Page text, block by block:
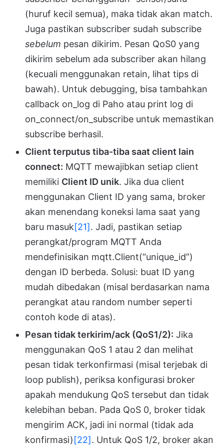
(huruf kecil semua), maka tidak akan match.
Juga pastikan subscriber sudah subscribe
sebelum pesan dikirim. Pesan QoS0 yang
dikirim sebelum ada subscriber akan hilang
(kecuali menggunakan retain, lihat tips di
bawah). Untuk debugging, bisa tambahkan
callback on_log di Paho atau print log di
on_connect/on_subscribe untuk memastikan
subscribe berhasil.
Client terputus tiba-tiba saat client lain
connect: MQTT mewajibkan setiap client
memiliki Client ID unik. Jika dua client
menggunakan Client ID yang sama, broker
akan menendang koneksi lama saat yang
baru masuk[21]. Jadi, pastikan setiap
perangkat/program MQTT Anda
mendefinisikan mqtt.Client(“unique_id”)
dengan ID berbeda. Solusi: buat ID yang
mudah dibedakan (misal berdasarkan nama
perangkat atau random number seperti
contoh kode di atas).
Pesan tidak terkirim/ack (QoS1/2): Jika
menggunakan QoS 1 atau 2 dan melihat
pesan tidak terkonfirmasi (misal terjebak di
loop publish), periksa konfigurasi broker
apakah mendukung QoS tersebut dan tidak
kelebihan beban. Pada QoS 0, broker tidak
mengirim ACK, jadi ini normal (tidak ada
konfirmasi)[22]. Untuk QoS 1/2, broker akan